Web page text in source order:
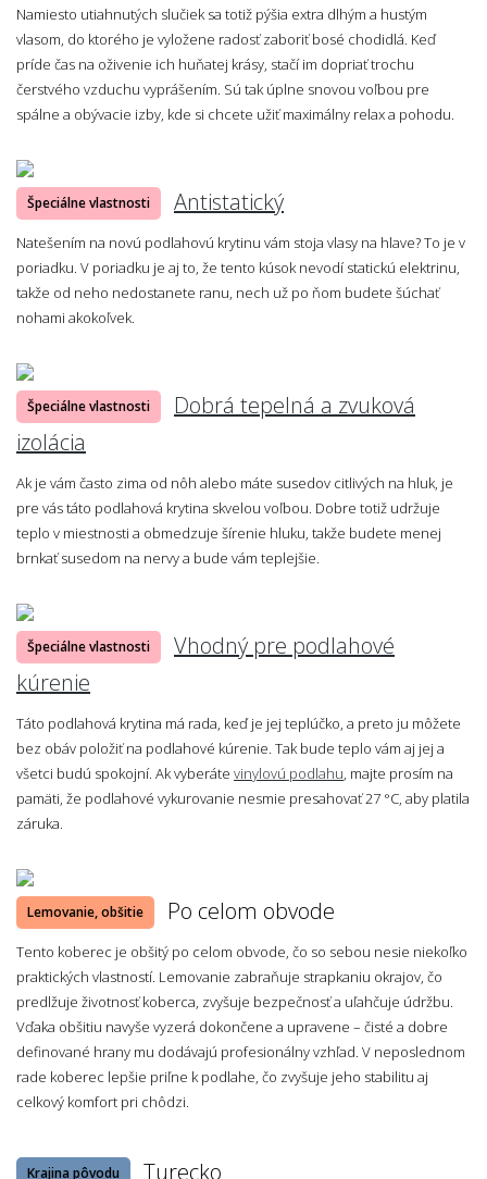
Namiesto utiahnutých slučiek sa totiž pýšia extra dlhým a hustým
vlasom, do ktorého je vyložene radosť zaboriť bosé chodidlá. Keď
príde čas na oživenie ich huňatej krásy, stačí im dopriať trochu
čerstvého vzduchu vyprášením. Sú tak úplne snovou voľbou pre
spálne a obývacie izby, kde si chcete užiť maximálny relax a pohodu.
Špeciálne vlastnosti Antistatický
Natešením na novú podlahovú krytinu vám stoja vlasy na hlave? To je v
poriadku. V poriadku je aj to, že tento kúsok nevodí statickú elektrinu,
takže od neho nedostanete ranu, nech už po ňom budete šúchať
nohami akokoľvek.
Špeciálne vlastnosti
Dobrá tepelná a zvuková
izolácia
Ak je vám často zima od nôh alebo máte susedov citlivých na hluk, je
pre vás táto podlahová krytina skvelou voľbou. Dobre totiž udržuje
teplo v miestnosti a obmedzuje šírenie hluku, takže budete menej
brnkať susedom na nervy a bude vám teplejšie.
Špeciálne vlastnosti
Vhodný pre podlahové
kúrenie
Táto podlahová krytina má rada, keď je jej teplúčko, a preto ju môžete
bez obáv položiť na podlahové kúrenie. Tak bude teplo vám aj jej a
všetci budú spokojní. Ak vyberáte vinylovú podlahu , majte prosím na
pamäti, že podlahové vykurovanie nesmie presahovať 27 °C, aby platila
záruka.
Lemovanie, obšitie Po celom obvode
Tento koberec je obšitý po celom obvode, čo so sebou nesie niekoľko
praktických vlastností. Lemovanie zabraňuje strapkaniu okrajov, čo
predlžuje životnosť koberca, zvyšuje bezpečnosť a uľahčuje údržbu.
Vďaka obšitiu navyše vyzerá dokončene a upravene – čisté a dobre
definované hrany mu dodávajú profesionálny vzhľad. V neposlednom
rade koberec lepšie priľne k podlahe, čo zvyšuje jeho stabilitu aj
celkový komfort pri chôdzi.
Krajina pôvodu Turecko